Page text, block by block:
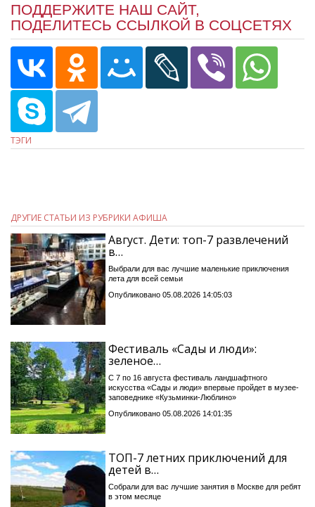
ПОДДЕРЖИТЕ НАШ САЙТ,
ПОДЕЛИТЕСЬ ССЫЛКОЙ В СОЦСЕТЯХ
ТЭГИ
ДРУГИЕ СТАТЬИ ИЗ РУБРИКИ АФИША
Август. Дети: топ-7 развлечений
в…
Выбрали для вас лучшие маленькие приключения
лета для всей семьи
Опубликовано 05.08.2026 14:05:03
Фестиваль «Сады и люди»:
зеленое…
С 7 по 16 августа фестиваль ландшафтного
искусства «Сады и люди» впервые пройдет в музее-
заповеднике «Кузьминки-Люблино»
Опубликовано 05.08.2026 14:01:35
ТОП-7 летних приключений для
детей в…
Собрали для вас лучшие занятия в Москве для ребят
в этом месяце